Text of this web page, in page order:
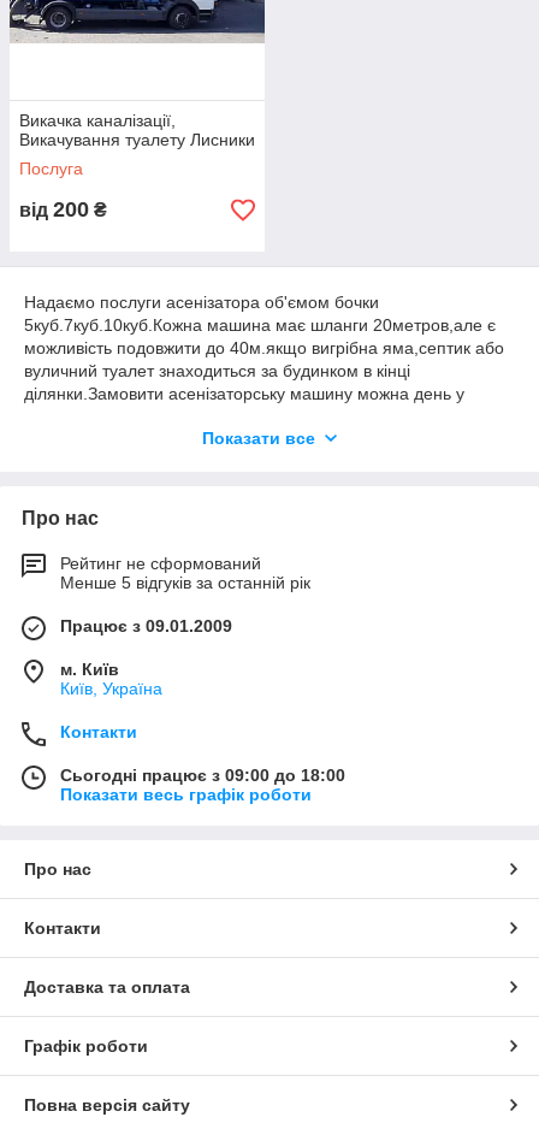
Викачка каналізації,
Викачування туалету Лисники
Послуга
від 200 ₴
Надаємо послуги асенізатора об'ємом бочки
5куб.7куб.10куб.Кожна машина має шланги 20метров,але є
можливість подовжити до 40м.якщо вигрібна яма,септик або
вуличний туалет знаходиться за будинком в кінці
ділянки.Замовити асенізаторську машину можна день у
готівкою і на карту або на банківський рахунок .Працюємо без
шланга.Консультація без платно.
Показати все
Про нас
Рейтинг не сформований
Менше 5 відгуків за останній рік
Працює з 09.01.2009
м. Київ
Київ, Україна
Контакти
Сьогодні працює з 09:00 до 18:00
Показати весь графік роботи
Про нас
Контакти
Доставка та оплата
Графік роботи
Повна версія сайту